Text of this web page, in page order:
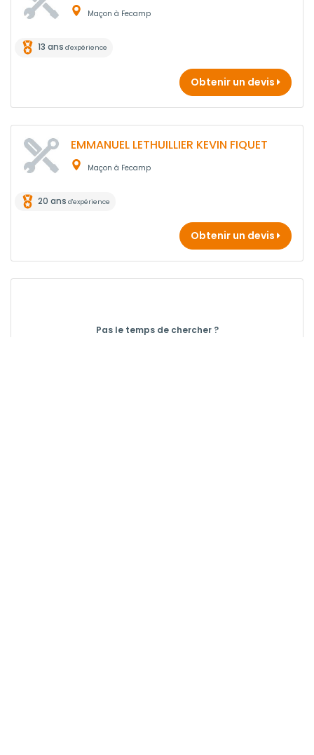
Maçon à Fecamp
13 ans d'expérience
Obtenir un devis
EMMANUEL LETHUILLIER KEVIN FIQUET
Maçon à Fecamp
20 ans d'expérience
Obtenir un devis
Pas le temps de chercher ?